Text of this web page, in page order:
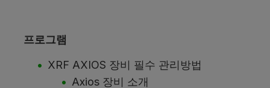
프로그램
XRF AXIOS 장비 필수 관리방법
Axios 장비 소개